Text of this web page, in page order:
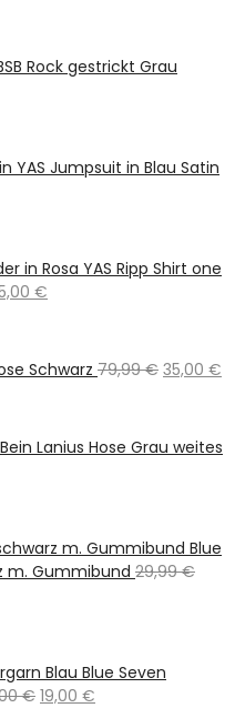
89,00 €
45,00 €.
Rock gestrickt Grau
YAS Jumpsuit in Blau Satin
YAS Ripp Shirt one
€
€
25,00 €.
Schwarz 79,99€
79,99 €
35,00 €
Lanius Hose Grau weites
Blue
m. Gummibund 29,99€
Blue Seven
€ Ursprünglicher
19,00 €